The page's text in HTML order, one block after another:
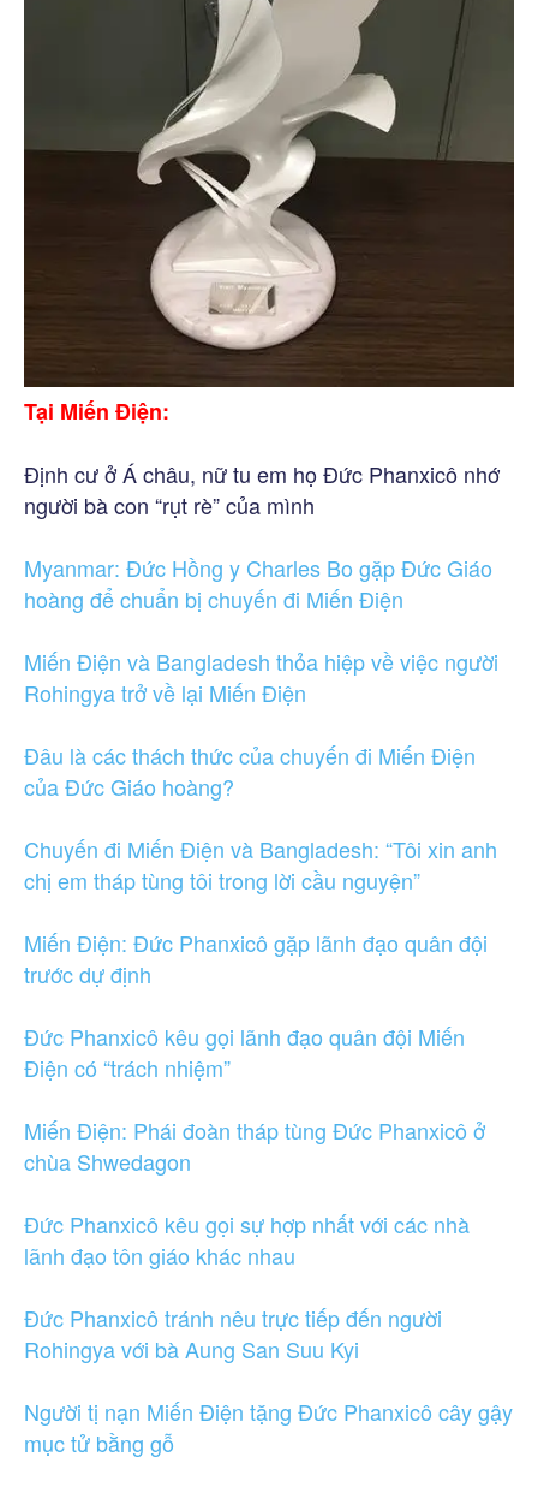
Tại Miến Điện:
Định cư ở Á châu, nữ tu em họ Đức Phanxicô nhớ
người bà con “rụt rè” của mình
Myanmar: Đức Hồng y Charles Bo gặp Đức Giáo
hoàng để chuẩn bị chuyến đi Miến Điện
Miến Điện và Bangladesh thỏa hiệp về việc người
Rohingya trở về lại Miến Điện
Đâu là các thách thức của chuyến đi Miến Điện
của Đức Giáo hoàng?
Chuyến đi Miến Điện và Bangladesh: “Tôi xin anh
chị em tháp tùng tôi trong lời cầu nguyện”
Miến Điện: Đức Phanxicô gặp lãnh đạo quân đội
trước dự định
Đức Phanxicô kêu gọi lãnh đạo quân đội Miến
Điện có “trách nhiệm”
Miến Điện: Phái đoàn tháp tùng Đức Phanxicô ở
chùa Shwedagon
Đức Phanxicô kêu gọi sự hợp nhất với các nhà
lãnh đạo tôn giáo khác nhau
Đức Phanxicô tránh nêu trực tiếp đến người
Rohingya với bà Aung San Suu Kyi
Người tị nạn Miến Điện tặng Đức Phanxicô cây gậy
mục tử bằng gỗ